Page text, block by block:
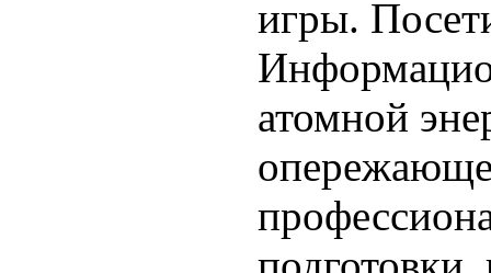
игры.
атомной